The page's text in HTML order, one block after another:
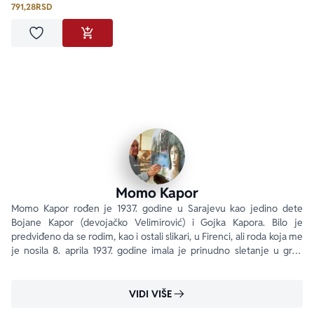
791,28RSD
Dodaj u omiljeneDODAJ U KORPU
Momo Kapor
Momo Kapor rođen je 1937. godine u Sarajevu kao jedino dete
Bojane Kapor (devojačko Velimirović) i Gojka Kapora. Bilo je
predviđeno da se rodim, kao i ostali slikari, u Firenci, ali roda koja me
je nosila 8. aprila 1937. godine imala je prinudno sletanje u grad
VIDI VIŠE